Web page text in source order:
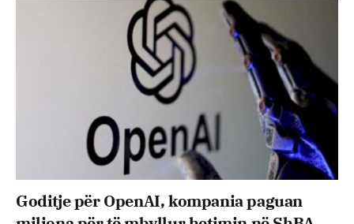
Goditje për OpenAI, kompania paguan